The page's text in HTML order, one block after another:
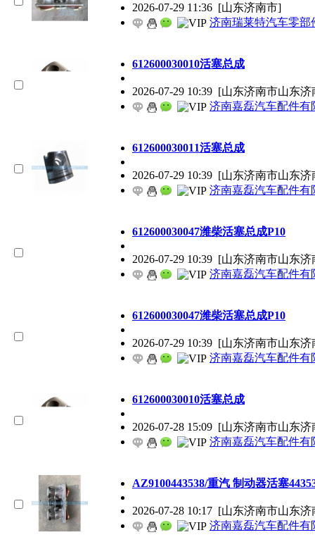
2026-07-29 11:36 [山东济南市]
济南瑞莱特汽车零部
612600030010活塞总成
2026-07-29 10:39 [山东济南市山东
济南嘉磊汽车配件有
612600030011活塞总成
2026-07-29 10:39 [山东济南市山东
济南嘉磊汽车配件有
612600030047潍柴活塞总成P10
2026-07-29 10:39 [山东济南市山东
济南嘉磊汽车配件有
612600030047潍柴活塞总成P10
2026-07-29 10:39 [山东济南市山东
济南嘉磊汽车配件有
612600030010活塞总成
2026-07-28 15:09 [山东济南市山东
济南嘉磊汽车配件有
AZ9100443538/重汽 制动器活塞
2026-07-28 10:17 [山东济南市山东
济南嘉磊汽车配件有